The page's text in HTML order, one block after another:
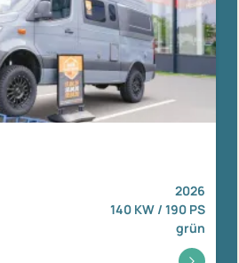
2026
140 KW / 190 PS
grün